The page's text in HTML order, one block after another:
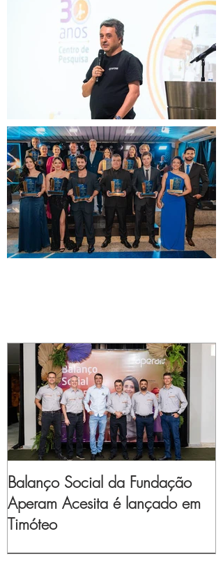
Balanço Social da Fundação
Aperam Acesita é lançado em
Timóteo